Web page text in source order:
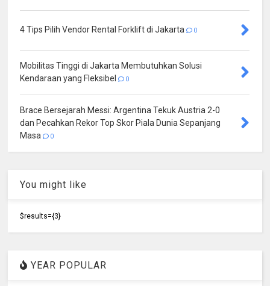
4 Tips Pilih Vendor Rental Forklift di Jakarta 0
Mobilitas Tinggi di Jakarta Membutuhkan Solusi
Kendaraan yang Fleksibel
0
Brace Bersejarah Messi: Argentina Tekuk Austria 2-0
dan Pecahkan Rekor Top Skor Piala Dunia Sepanjang
Masa
0
You might like
$results={3}
YEAR POPULAR